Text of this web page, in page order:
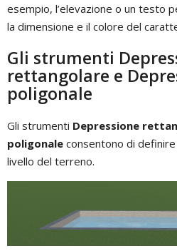
esempio, l’elevazione o un testo
la dimensione e il colore del
Gli strumenti
rettangolare e
poligonale
Gli strumenti Depressione
poligonale consentono di
livello del terreno.